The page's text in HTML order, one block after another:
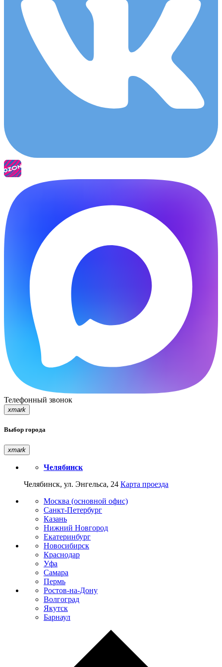
Телефонный звонок
xmark
Выбор города
xmark
Челябинск
Челябинск, ул. Энгельса, 24 Карта проезда
Москва (основной офис)
Санкт-Петербург
Казань
Нижний Новгород
Екатеринбург
Новосибирск
Краснодар
Уфа
Самара
Пермь
Ростов-на-Дону
Волгоград
Якутск
Барнаул